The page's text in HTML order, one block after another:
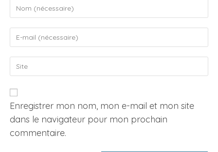
username
to
comment
address
to
site
(facultatif)
Enregistrer mon nom, mon e-mail et mon site
dans le navigateur pour mon prochain
commentaire.